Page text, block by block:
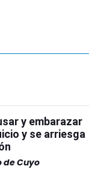
y embarazar
y se arriesga
de Cuyo